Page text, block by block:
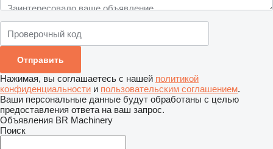
Нажимая, вы соглашаетесь с нашей политикой
конфиденциальности и пользовательским соглашением.
Ваши персональные данные будут обработаны с целью
предоставления ответа на ваш запрос.
Объявления BR Machinery
Поиск